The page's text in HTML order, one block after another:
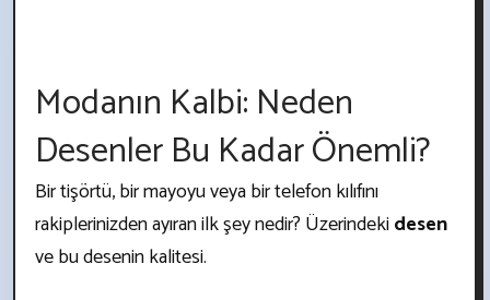
Modanın Kalbi: Neden
Desenler Bu Kadar Önemli?
Bir tişörtü, bir mayoyu veya bir telefon kılıfını
rakiplerinizden ayıran ilk şey nedir? Üzerindekidesen
ve bu desenin kalitesi.